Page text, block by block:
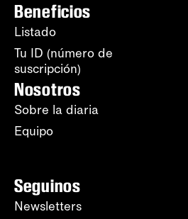
Beneficios
Listado
Tu ID (número de
suscripción)
Nosotros
Sobre la diaria
Equipo
Seguinos
Newsletters